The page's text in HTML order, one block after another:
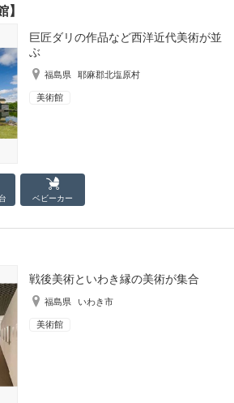
】
巨匠ダリの作品など西洋近代美術が並
ぶ
福島県 耶麻郡北塩原村
美術館
ベビーカー
戦後美術といわき縁の美術が集合
福島県 いわき市
美術館